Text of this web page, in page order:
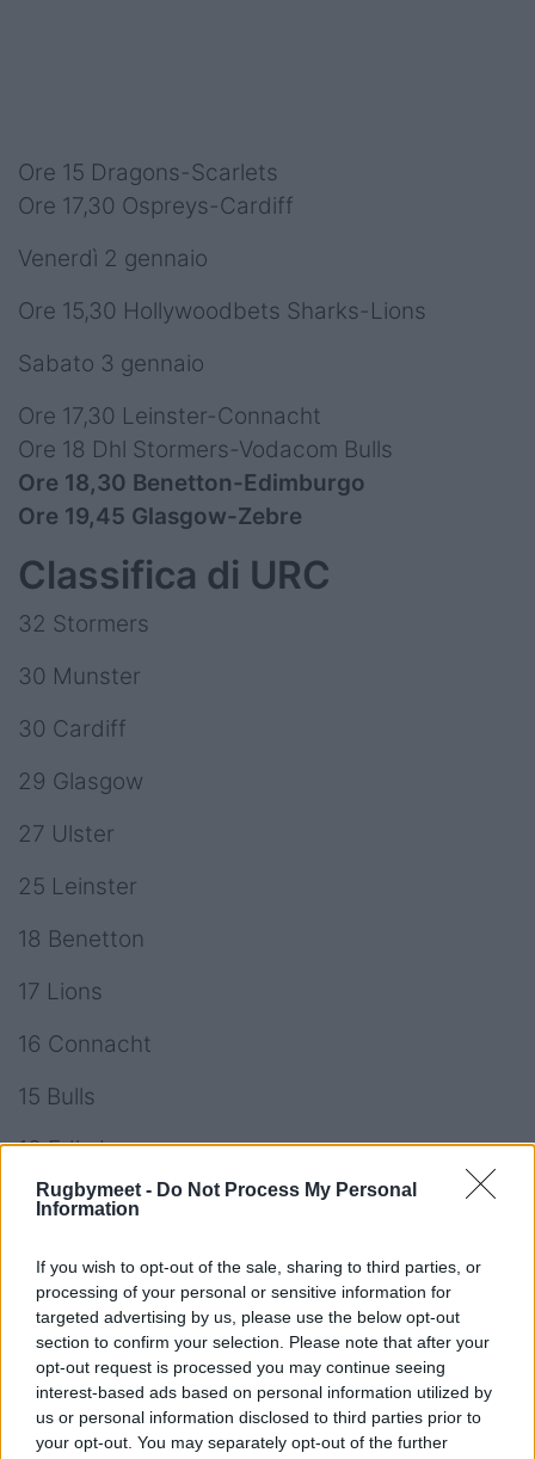
Rugbymeet - Do Not Process My Personal
Information
If you wish to opt-out of the sale, sharing to third parties, or
processing of your personal or sensitive information for
targeted advertising by us, please use the below opt-out
section to confirm your selection. Please note that after your
opt-out request is processed you may continue seeing
interest-based ads based on personal information utilized by
us or personal information disclosed to third parties prior to
your opt-out. You may separately opt-out of the further
Ore 15 Dragons-Scarlets
Ore 17,30 Ospreys-Cardiff
Venerdì 2 gennaio
Ore 15,30 Hollywoodbets Sharks-Lions
Sabato 3 gennaio
Ore 17,30 Leinster-Connacht
Ore 18 Dhl Stormers-Vodacom Bulls
Ore 18,30 Benetton-Edimburgo
Ore 19,45 Glasgow-Zebre
Classifica di URC
32 Stormers
30 Munster
30 Cardiff
29 Glasgow
27 Ulster
25 Leinster
18 Benetton
17 Lions
16 Connacht
15 Bulls
13 Edimburgo
13 Ospreys
12 Sharks
11 Zebre
11 Dragons
9 Scarlets